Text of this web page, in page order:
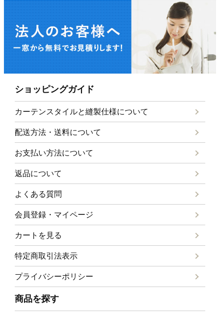
ショッピングガイド
カーテンスタイルと縫製仕様について
配送方法・送料について
お支払い方法について
返品について
よくある質問
会員登録・マイページ
カートを見る
特定商取引法表示
プライバシーポリシー
商品を探す